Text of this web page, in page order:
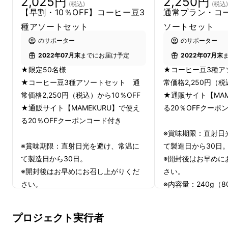
ヒー豆のアソートセットとなりますので、ぜひ
この機会をお見逃しなく！
(税込)
【早割・10％OFF】コーヒー豆3
種アソートセット
のサポーター
2022年07月末までにお届け予定
★限定50名様
★コーヒー豆3種アソートセット 通
常価格2,250円（税込）から10％OFF
★通販サイト【MAMEKURU】で使え
る20％OFFクーポンコード付き
※賞味期限：直射日光を避け、常温に
て製造日から30日。
※開封後はお早めにお召し上がりくだ
さい。
1回のご利用につき、1回限りご利用可
(税込)
通常プラン・コ
ソートセット
のサポーター
2022年07月末
★コーヒー豆3種
常価格2,250円（税
★通販サイト【
る20％OFFクーポ
※賞味期限：直射日
て製造日から30日
※開封後はお早めに
さい。
※内容量：240g（
プロジェクト実行者